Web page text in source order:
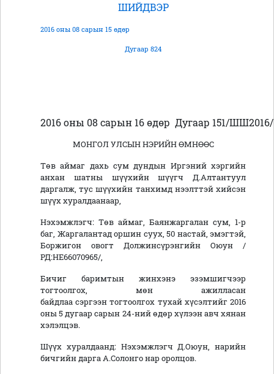
ШИЙДВЭР
2016 оны 08 сарын 15 өдөр
Дугаар 824
2016 оны 08 сарын 16 өдөр Дугаар 151/
МОНГОЛ УЛСЫН НЭРИЙН ӨМНӨӨС
Төв аймаг дахь сум дундын Иргэний хэргийн
анхан шатны шүүхийн шүүгч Д.Алтантуул
даргалж, тус шүүхийн танхимд нээлттэй хийсэн
шүүх хуралдаанаар,
Нэхэмжлэгч: Төв аймаг, Баянжаргалан сум, 1-р
баг, Жаргалантад оршин суух, 50 настай, эмэгтэй,
Боржигон овогт Должинсүрэнгийн Оюун /
РД:НЕ66070965/,
Бичиг баримтын жинхэнэ эзэмшигчээр
тогтоолгох, мөн ажилласан
байдлаа сэргээн тогтоолгох тухай хүсэлтийг 2016
оны 5 дугаар сарын 24-ний өдөр хүлээн авч хянан
хэлэлцэв.
Шүүх хуралдаанд: Нэхэмжлэгч Д.Оюун, нарийн
бичгийн дарга А.Солонго нар оролцов.